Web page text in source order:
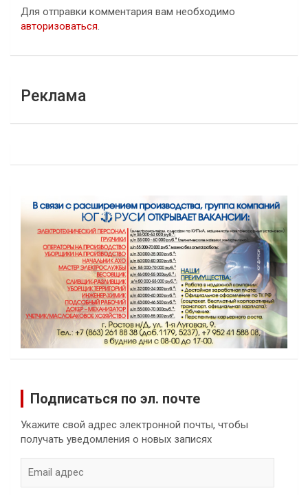
Для отправки комментария вам необходимо
авторизоваться.
Реклама
Подписаться по эл. почте
Укажите свой адрес электронной почты, чтобы
получать уведомления о новых записях
адрес